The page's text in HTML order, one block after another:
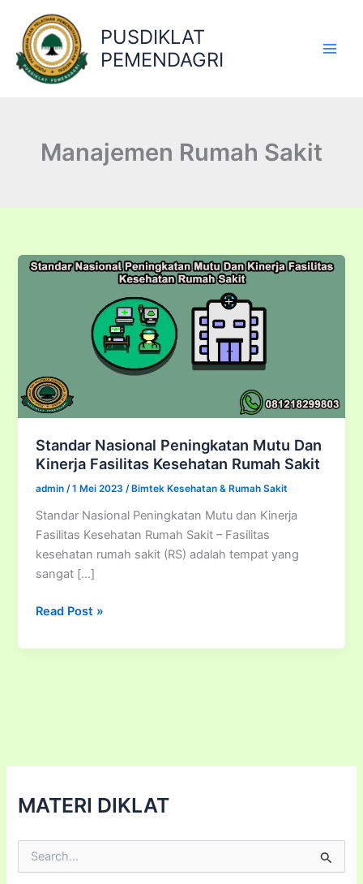
konten
PUSDIKLAT
PEMENDAGRI
Manajemen Rumah Sakit
Standar Nasional Peningkatan Mutu Dan
Kinerja Fasilitas Kesehatan Rumah Sakit
admin/1 Mei 2023/ Bimtek Kesehatan & Rumah Sakit
Standar Nasional Peningkatan Mutu dan Kinerja
Fasilitas Kesehatan Rumah Sakit – Fasilitas
kesehatan rumah sakit (RS) adalah tempat yang
sangat […]
Standar
Peningkatan
Rumah
Read Post »
MATERI DIKLAT